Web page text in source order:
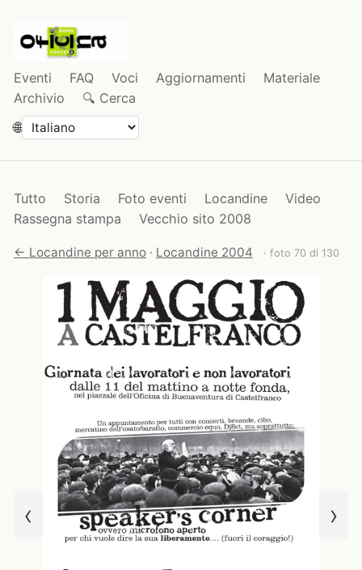
Eventi FAQ Voci Aggiornamenti
Materiale
Archivio
🔍 Cerca
🌐
Tutto Storia Foto eventi Locandine
Video
Rassegna stampa
Vecchio sito 2008
← Locandine per anno · Locandine 2004 · foto 70 di 130
‹ ›